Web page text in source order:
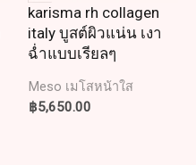
karisma rh collagen
italy บูสต์ผิวแน่น เงา
ฉ่ำแบบเรียลๆ
Meso เมโสหน้าใส
฿5,650.00